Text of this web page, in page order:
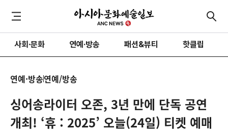
사회·문화 연예·방송 패션&뷰티 핫클립
연예·방송연예/방송
싱어송라이터 오존, 3년 만에 단독 공연
개최! ‘휴 : 2025’ 오늘(24일) 티켓 예매